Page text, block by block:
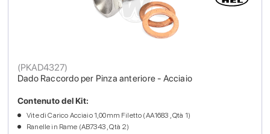
Dado Raccordo per Pinza anteriore - Acciaio
(PKAD4327)
Contenuto del Kit:
Vite di Carico Acciaio 1,00mm Filetto (AA1683 , Qtà 1)
Ranelle in Rame (AB7343 , Qtà 2)